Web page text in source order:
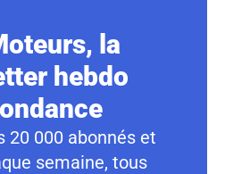
la
hebdo
20 000 abonnés et
semaine, tous